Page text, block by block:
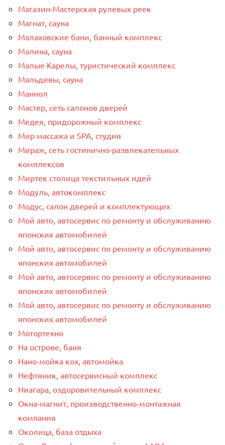
Магазин-Мастерская рулевых реек
Магнат, сауна
Малаховские бани, банный комплекс
Малина, сауна
Малые Карелы, туристический комплекс
Мальдивы, сауна
Маннол
Мастер, сеть салонов дверей
Медея, придорожный комплекс
Мир массажа и SPA, студия
Мираж, сеть гостинично-развлекательных
комплексов
Миртек столица текстильных идей
Модуль, автокомплекс
Модус, салон дверей и комплектующих
Мой авто, автосервис по ремонту и обслуживанию
японских автомобилей
Мой авто, автосервис по ремонту и обслуживанию
японских автомобилей
Мой авто, автосервис по ремонту и обслуживанию
японских автомобилей
Мой авто, автосервис по ремонту и обслуживанию
японских автомобилей
Мотортехно
На острове, баня
Нано-мойка кох, автомойка
Нефтяник, автосервисный комплекс
Ниагара, оздоровительный комплекс
Окна-магнит, производственно-монтажная
компания
Околица, база отдыха